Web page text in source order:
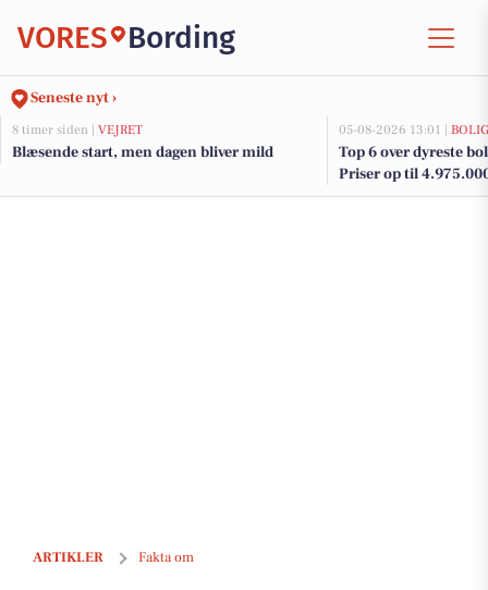
VORES Bording
Seneste nyt ›
8 timer siden | VEJRET
Blæsende start, men dagen bliver mild
05-08-2026 13:01 |
Top 6 over dyreste
Priser op til
ARTIKLER Fakta om
Huspriserne går ned i Ikast-Brande Kommune